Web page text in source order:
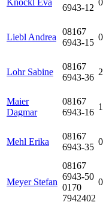
Knöckl Eva
6943-12
Liebl Andrea
08167
6943-15
Lohr Sabine
08167
6943-36
Maier
Dagmar
08167
6943-16
Mehl Erika
08167
6943-35
Meyer Stefan
08167
6943-50
0170
7942402